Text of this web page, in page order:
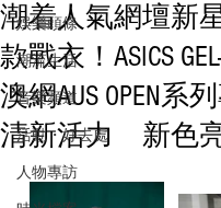
娛樂頭條
潮流生活
音樂頻道
活動・好去處
人物專訪
潮着人氣網壇新
款戰衣！ASICS
澳網AUS OPEN系
清新活力 新色